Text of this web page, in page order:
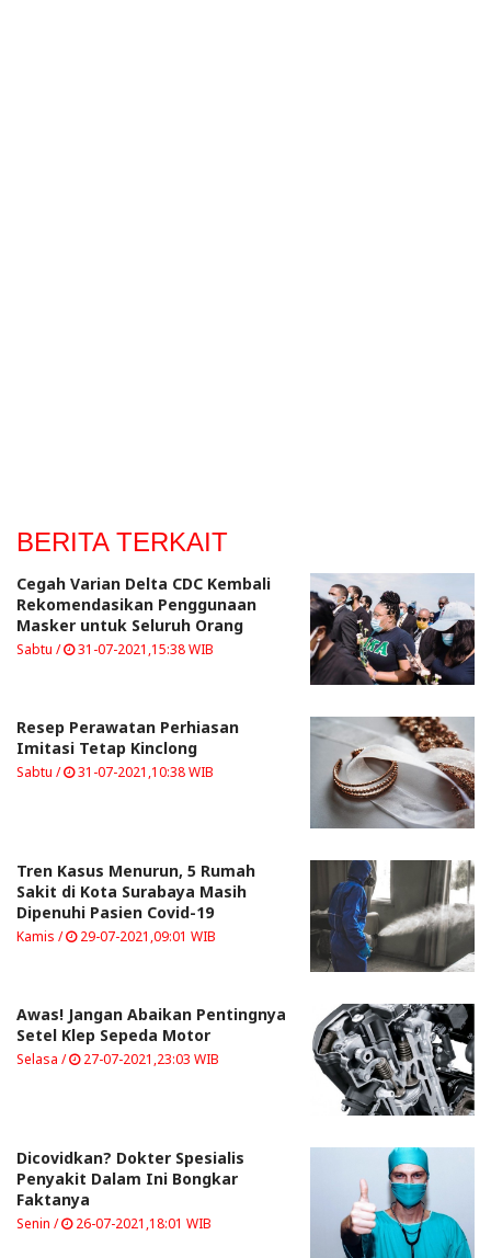
BERITA TERKAIT
Cegah Varian Delta CDC Kembali
Rekomendasikan Penggunaan
Masker untuk Seluruh Orang
Sabtu / 31-07-2021,15:38 WIB
Resep Perawatan Perhiasan
Imitasi Tetap Kinclong
Sabtu / 31-07-2021,10:38 WIB
Tren Kasus Menurun, 5 Rumah
Sakit di Kota Surabaya Masih
Dipenuhi Pasien Covid-19
Kamis / 29-07-2021,09:01 WIB
Awas! Jangan Abaikan Pentingnya
Setel Klep Sepeda Motor
Selasa / 27-07-2021,23:03 WIB
Dicovidkan? Dokter Spesialis
Penyakit Dalam Ini Bongkar
Faktanya
Senin / 26-07-2021,18:01 WIB